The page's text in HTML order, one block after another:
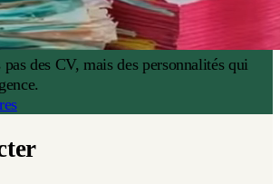
des CV, mais des personnalités qui